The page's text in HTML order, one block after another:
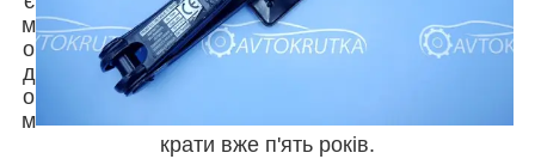
м
о
д
о
м
крати вже п'ять років.